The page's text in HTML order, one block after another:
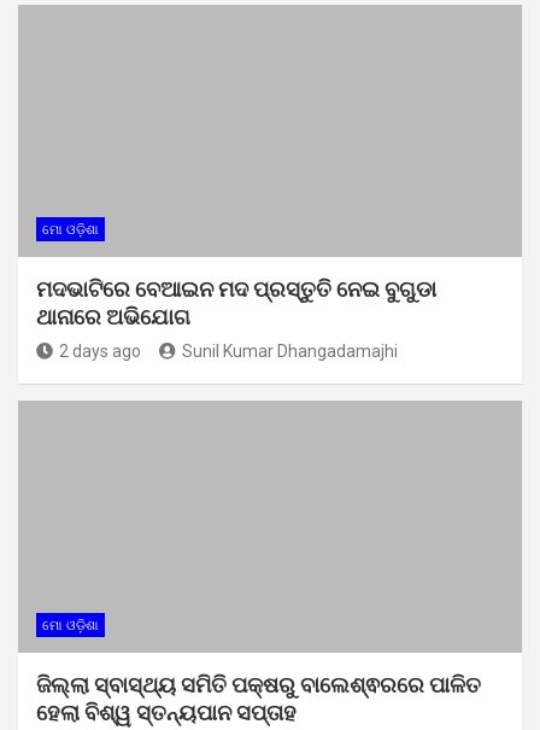
ମୋ ଓଡ଼ିଶା
ମଦଭାଟିରେ ବେଆଇନ ମଦ ପ୍ରସ୍ତୁତି ନେଇ ବୁଗୁଡା
ଥାନାରେ ଅଭିଯୋଗ
2 days ago Sunil Kumar Dhangadamajhi
ମୋ ଓଡ଼ିଶା
ଜିଲ୍ଲା ସ୍ବାସ୍ଥ୍ୟ ସମିତି ପକ୍ଷରୁ ବାଲେଶ୍ଵରରେ ପାଳିତ
ହେଲା ବିଶ୍ୱ ସ୍ତନ୍ୟପାନ ସପ୍ତାହ